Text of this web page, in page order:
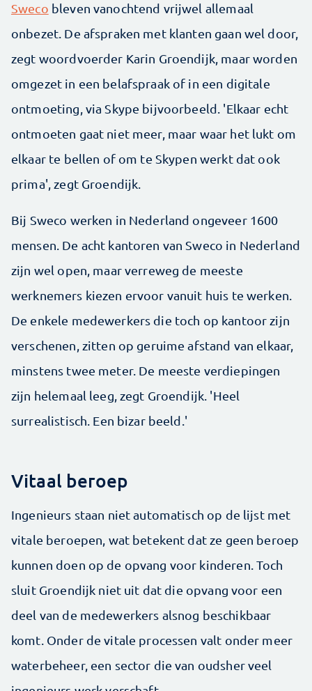
Sweco bleven vanochtend vrijwel allemaal
onbezet. De afspraken met klanten gaan wel door,
zegt woordvoerder Karin Groendijk, maar worden
omgezet in een belafspraak of in een digitale
ontmoeting, via Skype bijvoorbeeld. 'Elkaar echt
ontmoeten gaat niet meer, maar waar het lukt om
elkaar te bellen of om te Skypen werkt dat ook
prima', zegt Groendijk.
Bij Sweco werken in Nederland ongeveer 1600
mensen. De acht kantoren van Sweco in Nederland
zijn wel open, maar verreweg de meeste
werknemers kiezen ervoor vanuit huis te werken.
De enkele medewerkers die toch op kantoor zijn
verschenen, zitten op geruime afstand van elkaar,
minstens twee meter. De meeste verdiepingen
zijn helemaal leeg, zegt Groendijk. 'Heel
surrealistisch. Een bizar beeld.'
Vitaal beroep
Ingenieurs staan niet automatisch op de lijst met
vitale beroepen, wat betekent dat ze geen beroep
kunnen doen op de opvang voor kinderen. Toch
sluit Groendijk niet uit dat die opvang voor een
deel van de medewerkers alsnog beschikbaar
komt. Onder de vitale processen valt onder meer
waterbeheer, een sector die van oudsher veel